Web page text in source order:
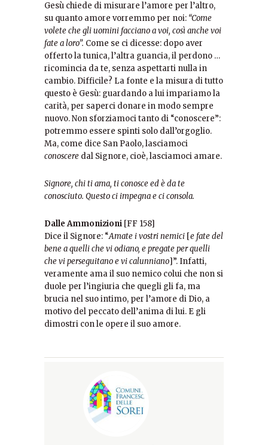
Gesù chiede di misurare l’amore per l’altro,
su quanto amore vorremmo per noi: “Come
volete che gli uomini facciano a voi, così anche voi
fate a loro”. Come se ci dicesse: dopo aver
offerto la tunica, l’altra guancia, il perdono …
ricomincia da te, senza aspettarti nulla in
cambio. Difficile? La fonte e la misura di tutto
questo è Gesù: guardando a lui impariamo la
carità, per saperci donare in modo sempre
nuovo. Non sforziamoci tanto di “conoscere”:
potremmo essere spinti solo dall’orgoglio.
Ma, come dice San Paolo, lasciamoci
conoscere dal Signore, cioè, lasciamoci amare.
Signore, chi ti ama, ti conosce ed è da te
conosciuto. Questo ci impegna e ci consola.
Dalle Ammonizioni [FF 158]
Dice il Signore: “Amate i vostri nemici [e fate del
bene a quelli che vi odiano, e pregate per quelli
che vi perseguitano e vi calunniano]”. Infatti,
veramente ama il suo nemico colui che non si
duole per l’ingiuria che quegli gli fa, ma
brucia nel suo intimo, per l’amore di Dio, a
motivo del peccato dell’anima di lui. E gli
dimostri con le opere il suo amore.